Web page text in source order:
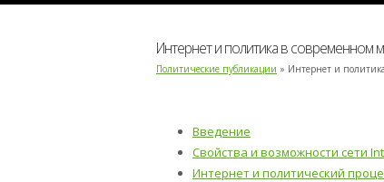
Интернет и политика в современном
Политические публикации » Интернет и
Введение
Свойства и возможности сети
Интернет и политический